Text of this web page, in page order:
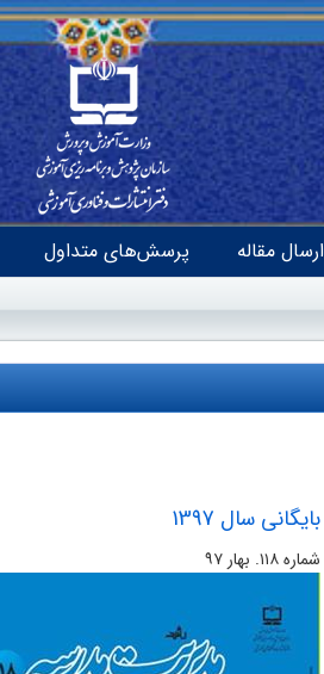
ارسال مقاله پرسش‌های متداول
بایگانی سال 1397
شماره ۱۱۸. بهار ۹۷